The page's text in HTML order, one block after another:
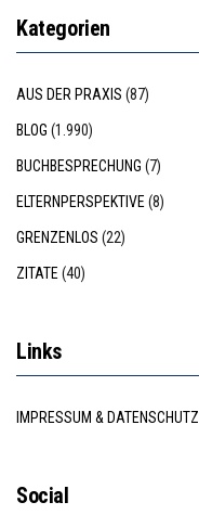
Kategorien
AUS DER PRAXIS (87)
BLOG (1.990)
BUCHBESPRECHUNG (7)
ELTERNPERSPEKTIVE (8)
GRENZENLOS (22)
ZITATE (40)
Links
IMPRESSUM & DATENSCHUTZ
Social